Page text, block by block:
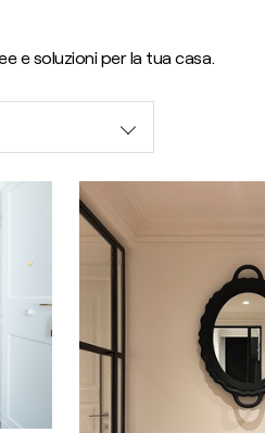
e soluzioni per la tua casa.